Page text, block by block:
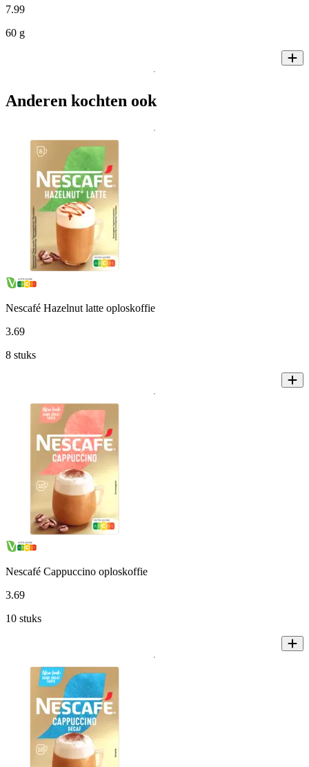
7.99
60 g
Anderen kochten ook
Nescafé Hazelnut latte oploskoffie
3.69
8 stuks
Nescafé Cappuccino oploskoffie
3.69
10 stuks